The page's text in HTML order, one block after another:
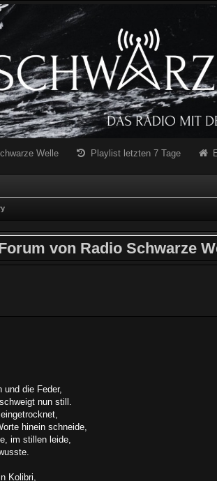
Welle Playlist letzten 7 Tage
von Radio Schwarze
und die Feder,
nun still.
hinein schneide,
im stillen leide,
Kolibri,